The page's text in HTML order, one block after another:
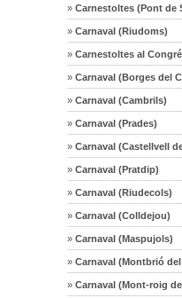
» Carnestoltes (Pont de
» Carnaval (Riudoms)
» Carnestoltes al
» Carnaval (Borges del
» Carnaval (Cambrils)
» Carnaval (Prades)
» Carnaval (Castellvell
» Carnaval (Pratdip)
» Carnaval (Riudecols)
» Carnaval (Colldejou)
» Carnaval (Maspujols)
» Carnaval (Montbrió del
» Carnaval (Mont-roig